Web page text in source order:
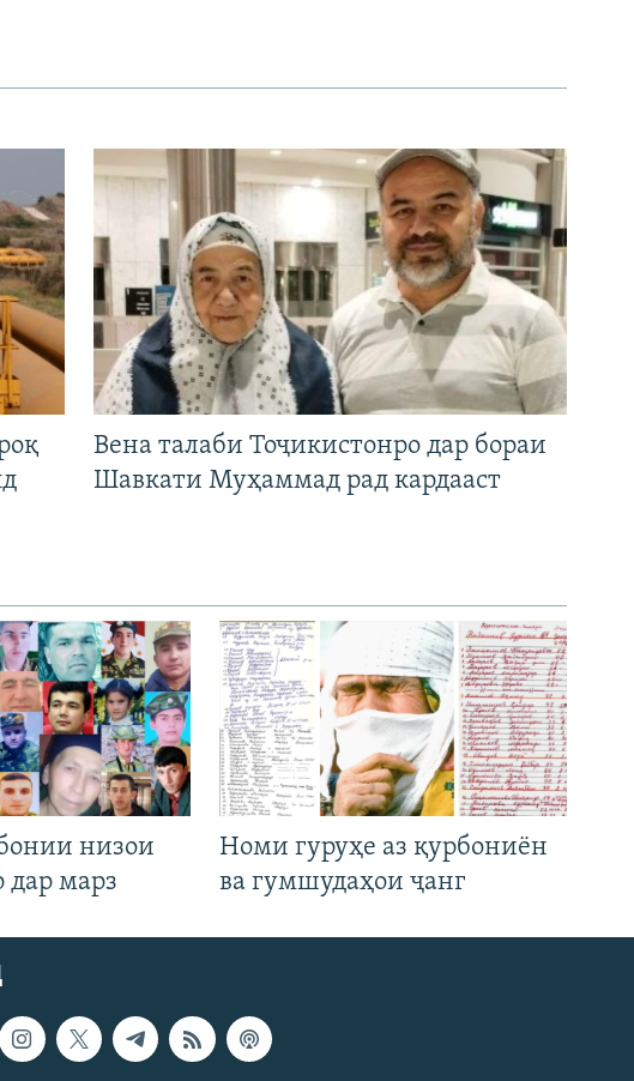
Вена талаби Тоҷикистонро дар бораи
Шавкати Муҳаммад рад кардааст
низои
дар марз
Номи гуруҳе аз қурбониён
ва гумшудаҳои ҷанг